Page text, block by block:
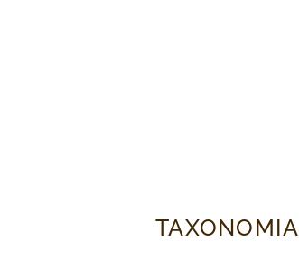
TAXONOMIA